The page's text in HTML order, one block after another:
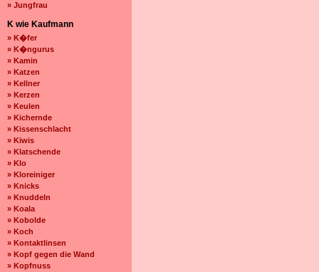
» Jungfrau
K wie Kaufmann
» K�fer
» K�ngurus
» Kamin
» Katzen
» Kellner
» Kerzen
» Keulen
» Kichernde
» Kissenschlacht
» Kiwis
» Klatschende
» Klo
» Kloreiniger
» Knicks
» Knuddeln
» Koala
» Kobolde
» Koch
» Kontaktlinsen
» Kopf gegen die Wand
» Kopfnuss